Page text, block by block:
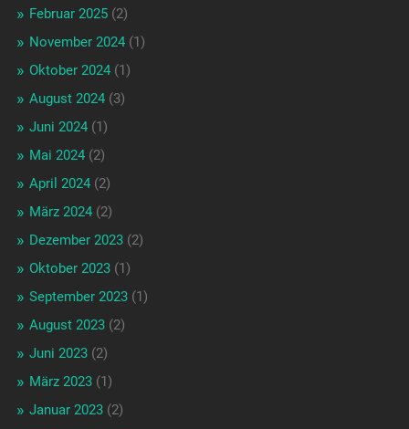
Februar 2025(2)
November 2024(1)
Oktober 2024(1)
August 2024(3)
Juni 2024(1)
Mai 2024(2)
April 2024(2)
März 2024(2)
Dezember 2023(2)
Oktober 2023(1)
September 2023(1)
August 2023(2)
Juni 2023(2)
März 2023(1)
Januar 2023(2)